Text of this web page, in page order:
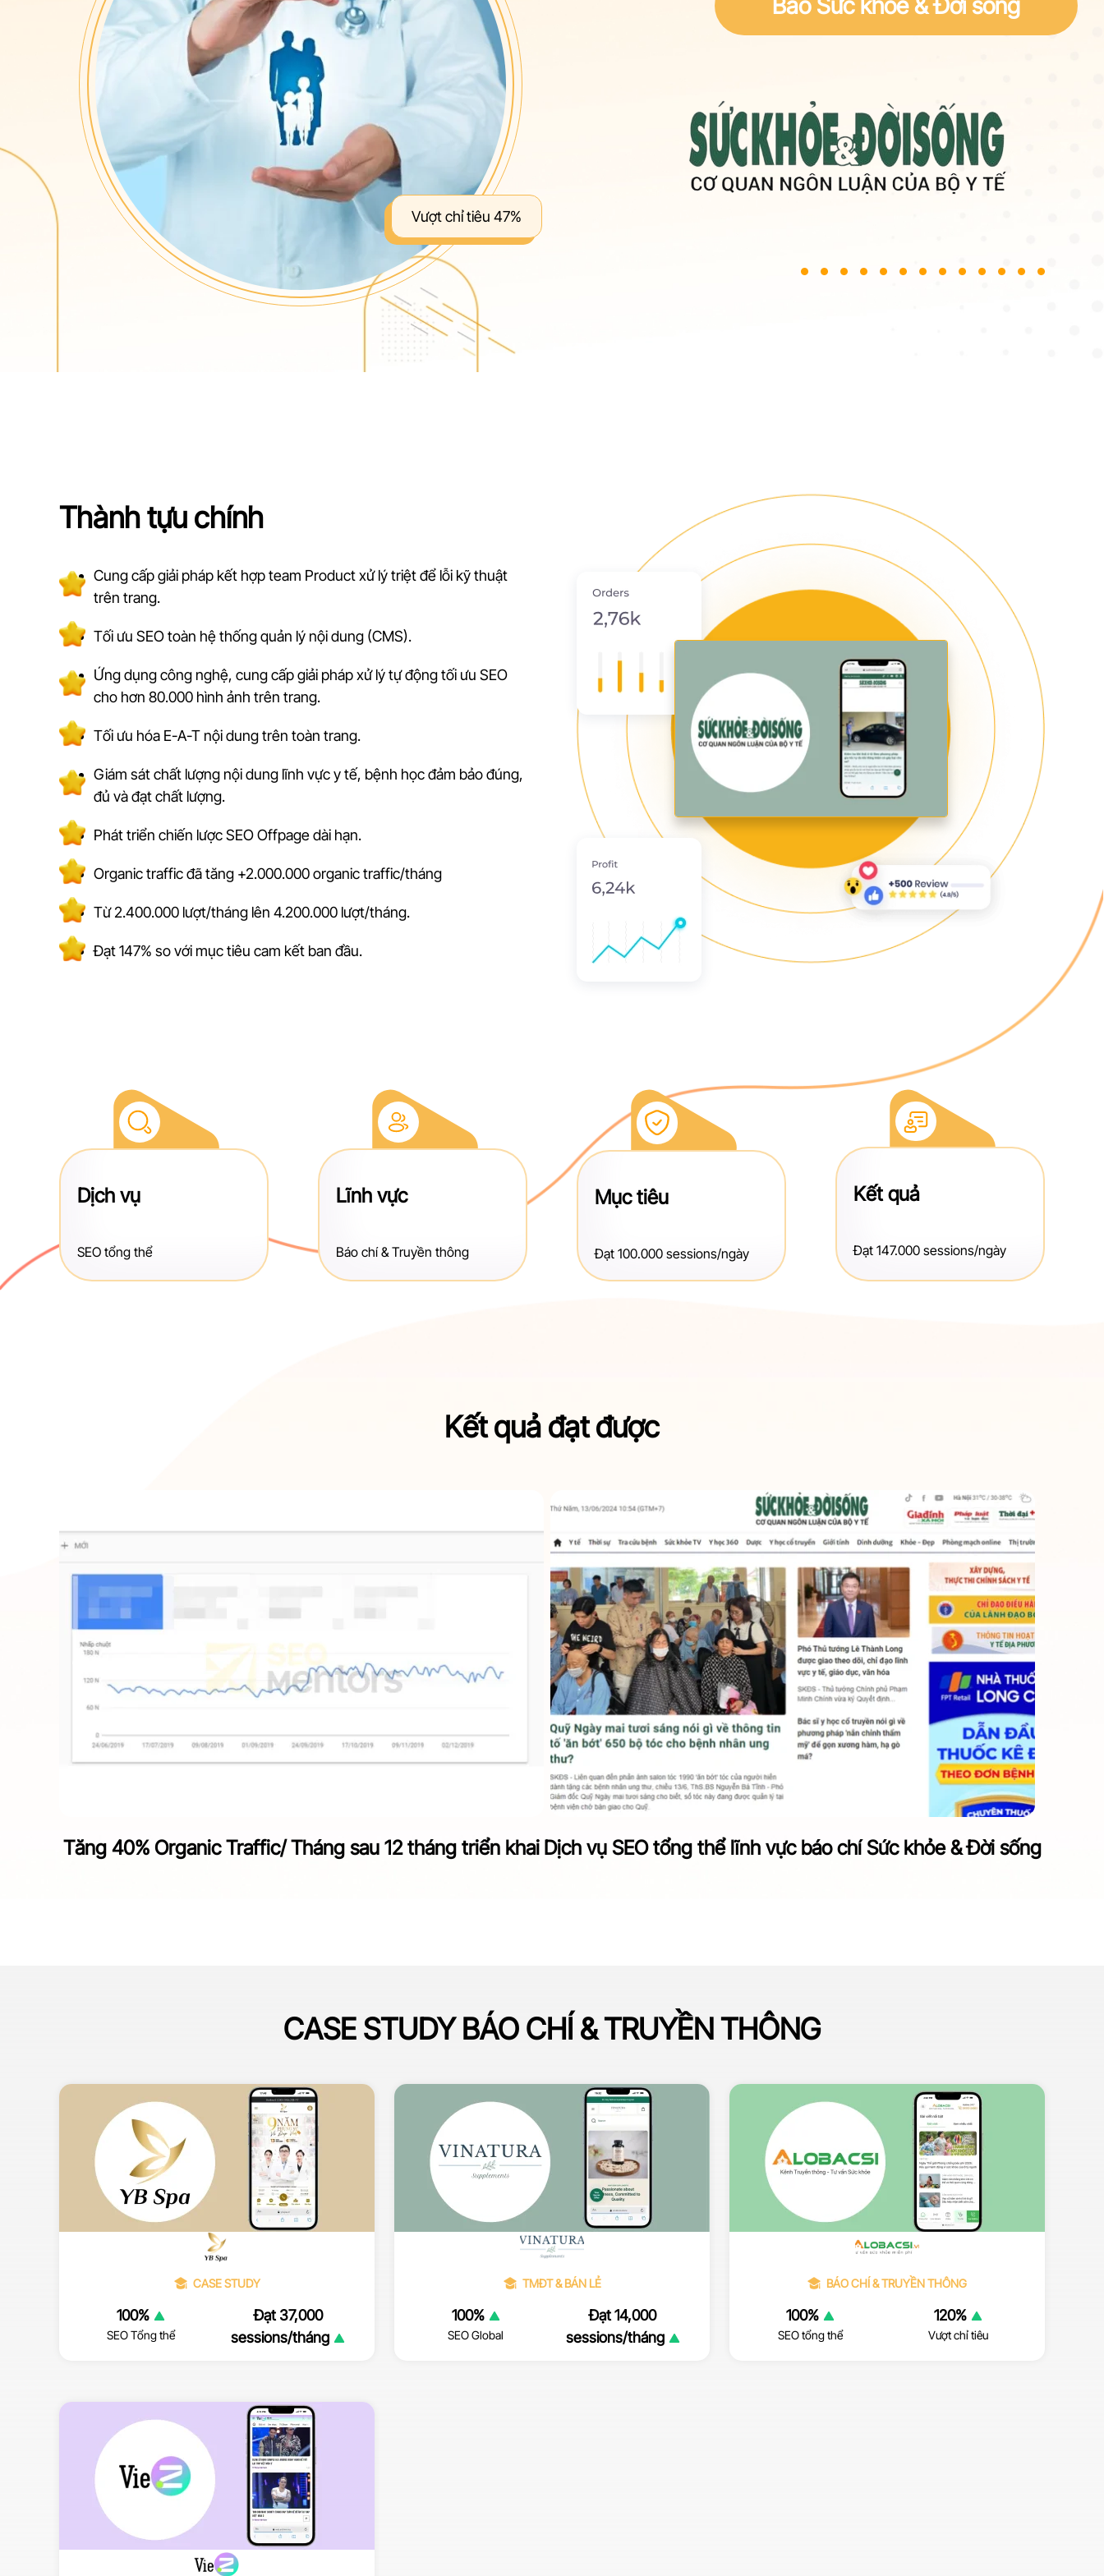
Vượt chỉ tiêu 47%
Báo Sức khoẻ & Đời sống
Thành tựu chính
Cung cấp giải pháp kết hợp team Product xử lý triệt để lỗi kỹ thuật
trên trang.
Tối ưu SEO toàn hệ thống quản lý nội dung (CMS).
Ứng dụng công nghệ, cung cấp giải pháp xử lý tự động tối ưu SEO
cho hơn 80.000 hình ảnh trên trang.
Tối ưu hóa E-A-T nội dung trên toàn trang.
Giám sát chất lượng nội dung lĩnh vực y tế, bệnh học đảm bảo đúng,
đủ và đạt chất lượng.
Phát triển chiến lược SEO Offpage dài hạn.
Organic traffic đã tăng +2.000.000 organic traffic/tháng
Từ 2.400.000 lượt/tháng lên 4.200.000 lượt/tháng.
Đạt 147% so với mục tiêu cam kết ban đầu.
Dịch vụ
SEO tổng thể
Lĩnh vực
Báo chí & Truyền thông
Mục tiêu
Đạt 100.000 sessions/ngày
Kết quả
Đạt 147.000 sessions/ngày
Kết quả đạt được
Tăng 40% Organic Traffic/ Tháng sau 12 tháng triển khai Dịch vụ SEO tổng thể lĩnh vực báo chí Sức khỏe & Đời sống
CASE STUDY BÁO CHÍ & TRUYỀN THÔNG
CASE STUDY
100%
SEO Tổng thể
Đạt 37,000
sessions/tháng
TMĐT & BÁN LẺ
100%
SEO Global
Đạt 14,000
sessions/tháng
Dự án tập trung vào tối ưu onpage, content, xử lý
lượng lớn hình ảnh toàn trang, khắc phục tác vụ
BÁO CHÍ & TRUYỀN THÔNG
100%
SEO tổng thể
120%
Vượt chỉ tiêu